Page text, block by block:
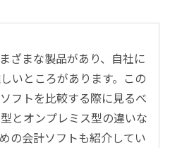
ス
ウドコンピューティング
ざまな製品があり、自社に
いところがあります。この
フトを比較する際に見るべ
とオンプレミス型の違いな
の会計ソフトも紹介してい